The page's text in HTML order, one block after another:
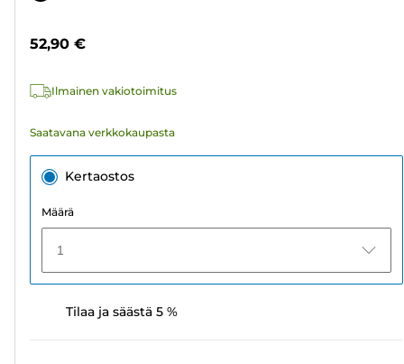
52,90 €
Ilmainen vakiotoimitus
Saatavana verkkokaupasta
Kertaostos
Määrä
1
Tilaa ja säästä 5 %